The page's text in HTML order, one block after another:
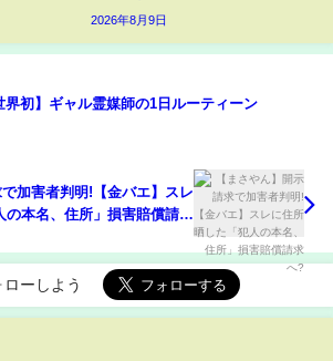
2026年8月9日
界初】ギャル霊媒師の1日ルーティーン
で加害者判明!【金バエ】スレ
本名、住所」損害賠償請求
ーしよう